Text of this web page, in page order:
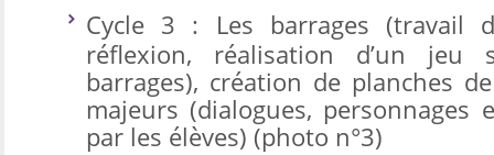
Cycle 3 : Les barrages (travail
réflexion, réalisation d’un
barrages), création de planches
majeurs (dialogues, personnages
par les élèves) (photo n°3)